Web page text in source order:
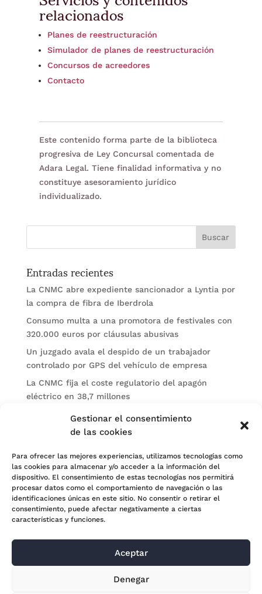
Gestionar el consentimiento
de las cookies
Para ofrecer las mejores experiencias, utilizamos tecnologías como
las cookies para almacenar y/o acceder a la información del
dispositivo. El consentimiento de estas tecnologías nos permitirá
procesar datos como el comportamiento de navegación o las
identificaciones únicas en este sitio. No consentir o retirar el
consentimiento, puede afectar negativamente a ciertas
características y funciones.
Aceptar
Denegar
relacionados
Planes de reestructuración
Simulador de planes de reestructuración
Concursos de acreedores
Contacto
Este contenido forma parte de la biblioteca
progresiva de Ley Concursal comentada de
Adara Legal. Tiene finalidad informativa y no
constituye asesoramiento jurídico
individualizado.
Entradas recientes
La CNMC abre expediente sancionador a Lyntia por
la compra de fibra de Iberdrola
Consumo multa a una promotora de festivales con
320.000 euros por cláusulas abusivas
Un juzgado avala el despido de un trabajador
controlado por GPS del vehículo de empresa
La CNMC fija el coste regulatorio del apagón
eléctrico en 38,7 millones
El BOE publica sanciones de la CNMV a Soltec y
Categorías
Actualidad
Noticias Jurídicas
Subastas
Aviso Legal